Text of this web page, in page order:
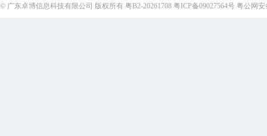
© 广东卓博信息科技有限公司 版权所有 粤B2-20261708 粤ICP备09027564号 粤公网安